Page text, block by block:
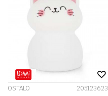
OSTALO 205123623